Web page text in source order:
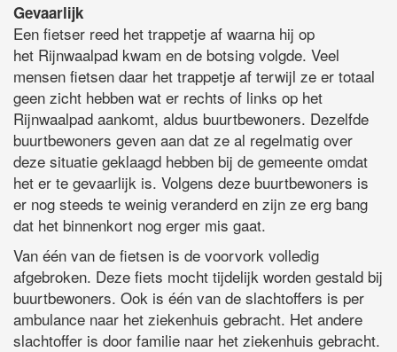
Gevaarlijk
Een fietser reed het trappetje af waarna hij op
het Rijnwaalpad kwam en de botsing volgde. Veel
mensen fietsen daar het trappetje af terwijl ze er totaal
geen zicht hebben wat er rechts of links op het
Rijnwaalpad aankomt, aldus buurtbewoners. Dezelfde
buurtbewoners geven aan dat ze al regelmatig over
deze situatie geklaagd hebben bij de gemeente omdat
het er te gevaarlijk is. Volgens deze buurtbewoners is
er nog steeds te weinig veranderd en zijn ze erg bang
dat het binnenkort nog erger mis gaat.
Van één van de fietsen is de voorvork volledig
afgebroken. Deze fiets mocht tijdelijk worden gestald bij
buurtbewoners. Ook is één van de slachtoffers is per
ambulance naar het ziekenhuis gebracht. Het andere
slachtoffer is door familie naar het ziekenhuis gebracht.